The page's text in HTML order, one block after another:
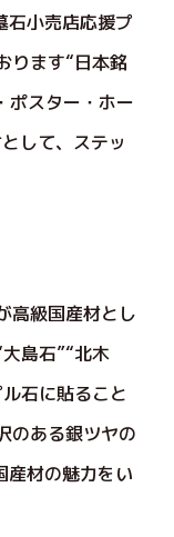
石小売店応援プ
ります“日本銘
ポスター・ホー
して、ステッ
高級国産材とし
島石”“北木
石に貼ること
のある銀ツヤの
産材の魅力をい